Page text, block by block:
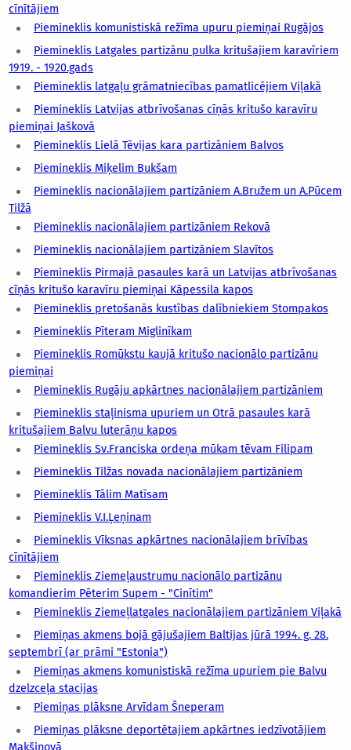
cīnītājiem
Piemineklis komunistiskā režīma upuru piemiņai Rugājos
Piemineklis Latgales partizānu pulka kritušajiem karavīriem
1919. - 1920.gads
Piemineklis latgaļu grāmatniecības pamatlicējiem Viļakā
Piemineklis Latvijas atbrīvošanas cīņās kritušo karavīru
piemiņai Jaškovā
Piemineklis Lielā Tēvijas kara partizāniem Balvos
Piemineklis Miķelim Bukšam
Piemineklis nacionālajiem partizāniem A.Bružem un A.Pūcem
Tilžā
Piemineklis nacionālajiem partizāniem Rekovā
Piemineklis nacionālajiem partizāniem Slavītos
Piemineklis Pirmajā pasaules karā un Latvijas atbrīvošanas
cīņās kritušo karavīru piemiņai Kāpessila kapos
Piemineklis pretošanās kustības dalībniekiem Stompakos
Piemineklis Pīteram Miglinīkam
Piemineklis Romūkstu kaujā kritušo nacionālo partizānu
piemiņai
Piemineklis Rugāju apkārtnes nacionālajiem partizāniem
Piemineklis staļinisma upuriem un Otrā pasaules karā
kritušajiem Balvu luterāņu kapos
Piemineklis Sv.Franciska ordeņa mūkam tēvam Filipam
Piemineklis Tilžas novada nacionālajiem partizāniem
Piemineklis Tālim Matīsam
Piemineklis V.I.Ļeņinam
Piemineklis Vīksnas apkārtnes nacionālajiem brīvības
cīnītājiem
Piemineklis Ziemeļaustrumu nacionālo partizānu
komandierim Pēterim Supem - "Cinītim"
Piemineklis Ziemeļlatgales nacionālajiem partizāniem Viļakā
Piemiņas akmens bojā gājušajiem Baltijas jūrā 1994. g. 28.
septembrī (ar prāmi "Estonia")
Piemiņas akmens komunistiskā režīma upuriem pie Balvu
dzelzceļa stacijas
Piemiņas plāksne Arvīdam Šneperam
Piemiņas plāksne deportētajiem apkārtnes iedzīvotājiem